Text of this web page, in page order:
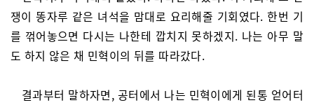
쟁이 똥자루 같은 녀석을 맘대로 요리해줄 기회였다. 한번 기
를 꺾어놓으면 다시는 나한테 깝치지 못하겠지. 나는 아무 말
도 하지 않은 채 민혁이의 뒤를 따라갔다.
결과부터 말하자면, 공터에서 나는 민혁이에게 된통 얻어터